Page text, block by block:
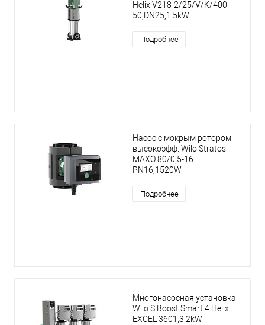
Helix V218-2/25/V/K/400-
50,DN25,1.5kW
Подробнее
Насос с мокрым ротором
высокоэфф. Wilo Stratos
MAXO 80/0,5-16
PN16,1520W
Подробнее
Многонасосная установка
Wilo SiBoost Smart 4 Helix
EXCEL 3601,3.2kW